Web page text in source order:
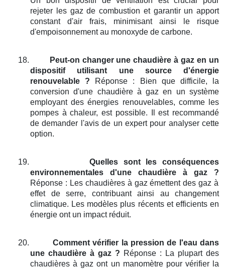
rejeter les gaz de combustion et garantir un apport
constant d'air frais, minimisant ainsi le risque
d'empoisonnement au monoxyde de carbone.
18.
Peut-on changer une chaudière à gaz en un
dispositif utilisant une source d'énergie
renouvelable ? Réponse : Bien que difficile, la
conversion d'une chaudière à gaz en un système
employant des énergies renouvelables, comme les
pompes à chaleur, est possible. Il est recommandé
de demander l'avis de un expert pour analyser cette
option.
19.
Quelles sont les conséquences
environnementales d'une chaudière à gaz ?
Réponse : Les chaudières à gaz émettent des gaz à
effet de serre, contribuant ainsi au changement
climatique. Les modèles plus récents et efficients en
énergie ont un impact réduit.
20.
Comment vérifier la pression de l'eau dans
une chaudière à gaz ? Réponse : La plupart des
chaudières à gaz ont un manomètre pour vérifier la